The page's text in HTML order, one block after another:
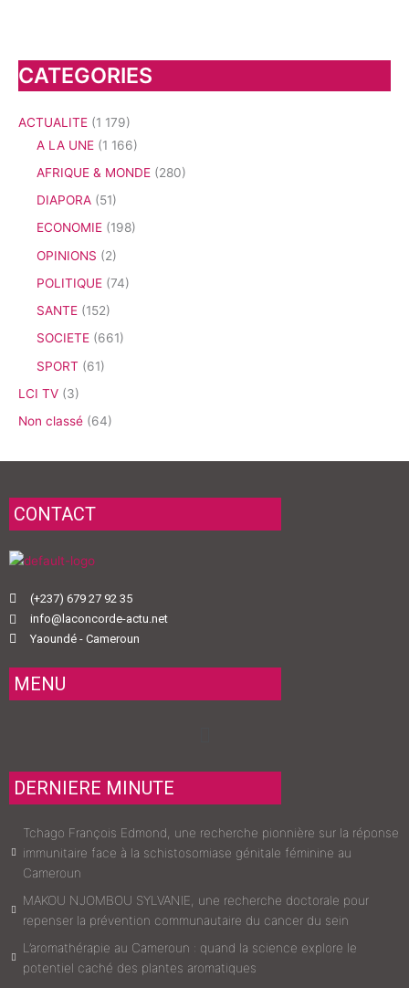
CATEGORIES
ACTUALITE (1 179)
A LA UNE (1 166)
AFRIQUE & MONDE (280)
DIAPORA (51)
ECONOMIE (198)
OPINIONS (2)
POLITIQUE (74)
SANTE (152)
SOCIETE (661)
SPORT (61)
LCI TV (3)
Non classé (64)
CONTACT
(+237) 679 27 92 35
info@laconcorde-actu.net
Yaoundé - Cameroun
MENU
DERNIERE MINUTE
Tchago François Edmond, une recherche pionnière sur la réponse
immunitaire face à la schistosomiase génitale féminine au
Cameroun
MAKOU NJOMBOU SYLVANIE, une recherche doctorale pour
repenser la prévention communautaire du cancer du sein
L’aromathérapie au Cameroun : quand la science explore le
potentiel caché des plantes aromatiques